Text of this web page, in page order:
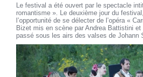
Le festival a été ouvert par le spectacle
romantisme ». Le deuxième jour du
l’opportunité de se délecter de l’opéra «
Bizet mis en scène par Andrea Battistini et
passé sous les airs des valses de Johann